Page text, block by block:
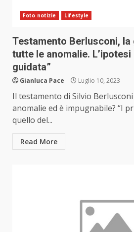
Foto notizie Lifestyle
Testamento Berlusconi, la
tutte le anomalie.
guidata”
Gianluca Pace Luglio 10, 2023
Il testamento di Silvio
anomalie ed è impugnabile? “I
quello del...
Read More